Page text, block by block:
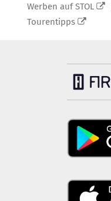
Werben auf STOL
Tourentipps